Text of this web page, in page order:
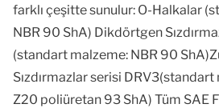
farklı çeşitte sunulur: O-Halkalar
NBR 90 ShA) Dikdörtgen
(standart malzeme: NBR 90
Sızdırmazlar serisi
Z20 poliüretan 93 ShA) Tüm SAE